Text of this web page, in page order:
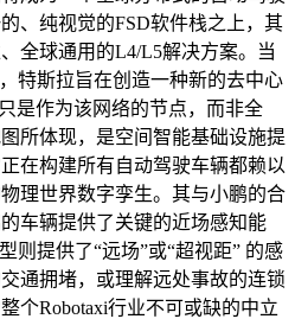
、纯视觉的FSD软件栈之上，其
全球通用的L4/L5解决方案。当
特斯拉旨在创造一种新的去中心
是作为该网络的节点，而非全
所体现，是空间智能基础设施提
在构建所有自动驾驶车辆都赖以
理世界数字孪生。其与小鹏的合
车辆提供了关键的近场感知能
则提供了“远场”或“超视距” 的感
通拥堵，或理解远处事故的连锁
个Robotaxi行业不可或缺的中立